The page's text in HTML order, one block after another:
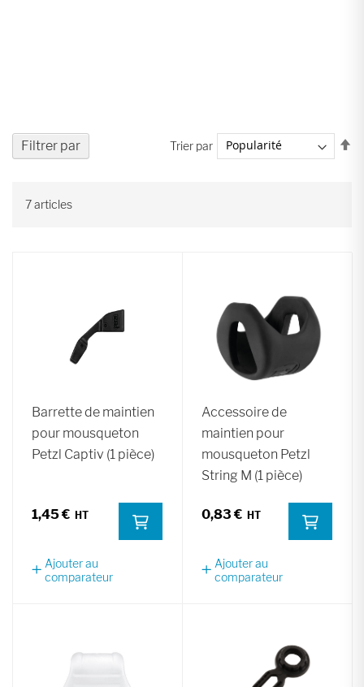
7articles
Trier par
Barrette de maintien
pour mousqueton
Petzl Captiv (1 pièce)
1,45 €
Ajouter au
comparateur
Accessoire de
maintien pour
mousqueton Petzl
String M (1 pièce)
0,83 €
Ajouter au
comparateur
Filtrer par